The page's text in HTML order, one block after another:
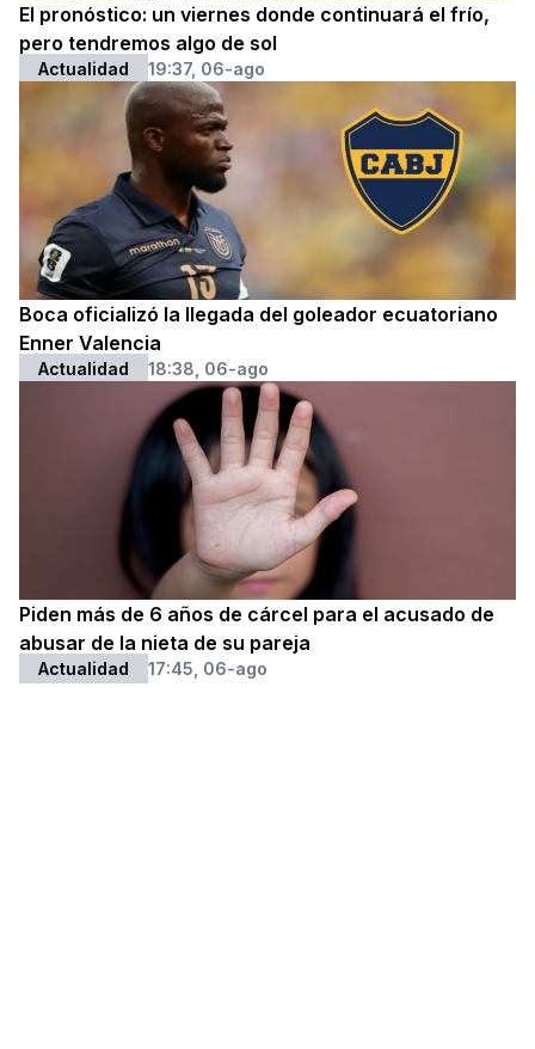
El pronóstico: un viernes donde continuará el frío,
pero tendremos algo de sol
Actualidad 19:37, 06-ago
Boca oficializó la llegada del goleador ecuatoriano
Enner Valencia
Actualidad 18:38, 06-ago
Piden más de 6 años de cárcel para el acusado de
abusar de la nieta de su pareja
Actualidad 17:45, 06-ago